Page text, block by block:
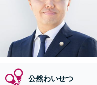
公然わいせつ